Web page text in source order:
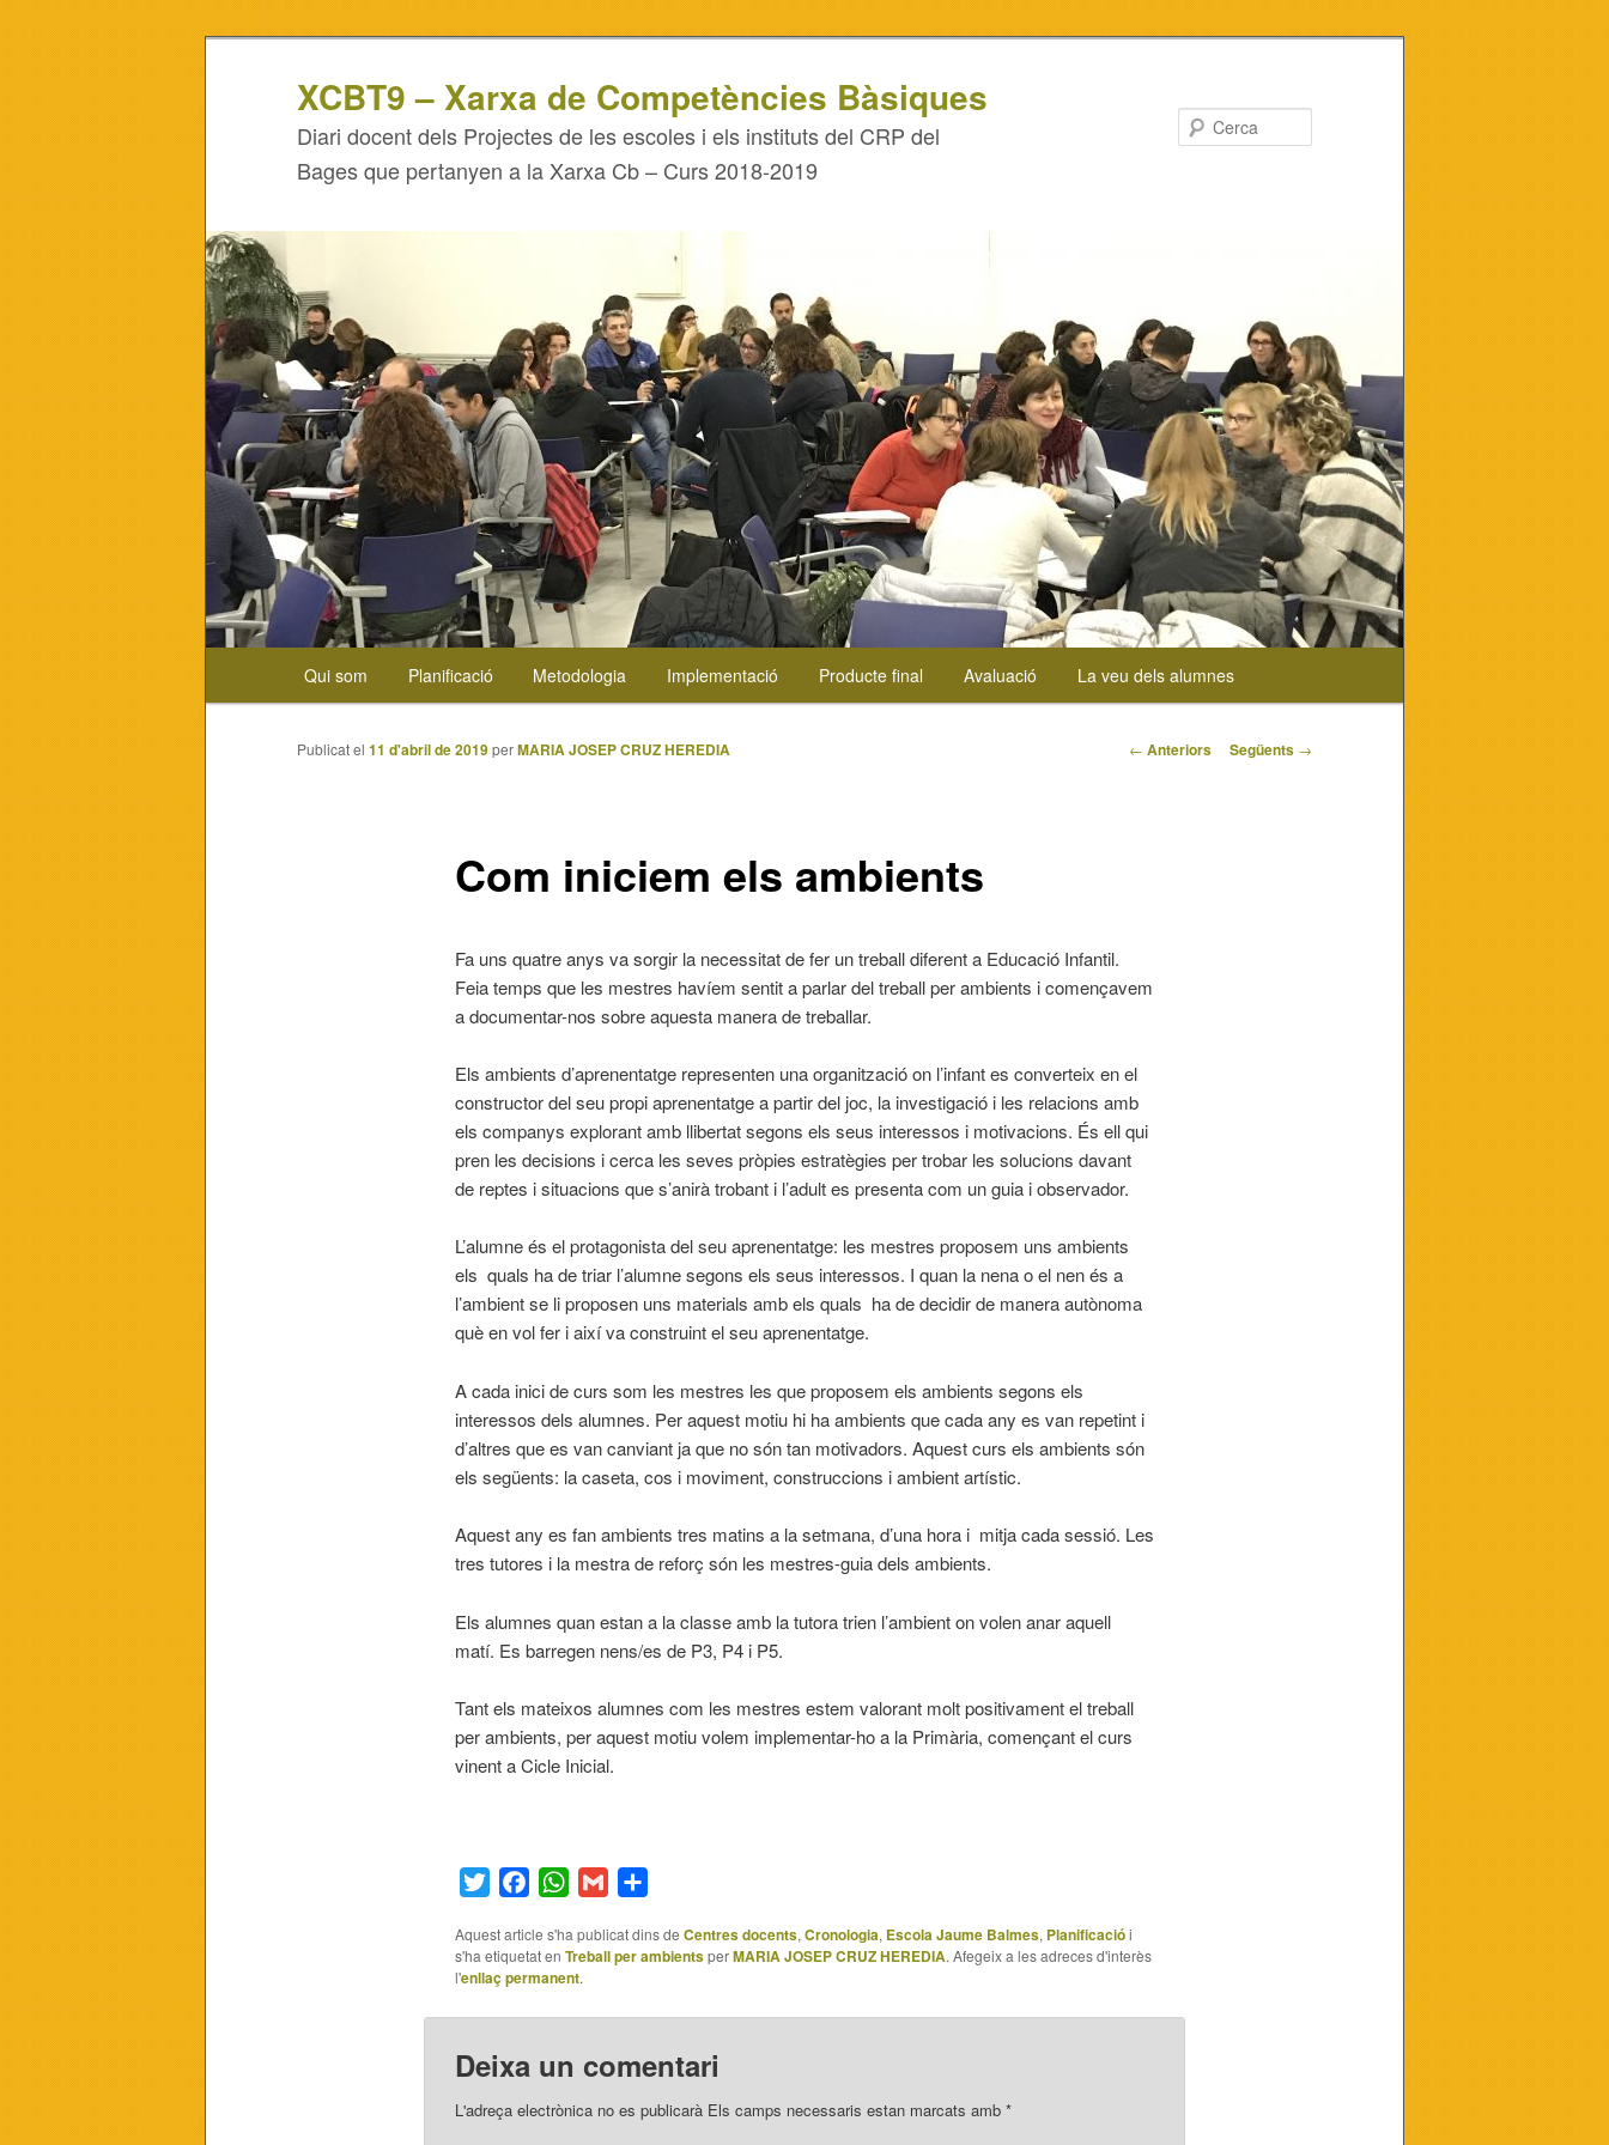
XCBT9 – Xarxa de Competències Bàsiques
Diari docent dels Projectes de les escoles i els instituts del CRP del
Bages que pertanyen a la Xarxa Cb – Curs 2018-2019
Aneu
Qui som Planificació Metodologia Implementació Producte final Avaluació La veu dels alumnes
Navegació
← Anteriors Següents →
Com iniciem els ambients
Publicat el 11 d'abril de 2019perMARIA JOSEP CRUZ HEREDIA
Fa uns quatre anys va sorgir la necessitat de fer un treball diferent a Educació Infantil.
Feia temps que les mestres havíem sentit a parlar del treball per ambients i començavem
a documentar-nos sobre aquesta manera de treballar.
Els ambients d’aprenentatge representen una organització on l’infant es converteix en el
constructor del seu propi aprenentatge a partir del joc, la investigació i les relacions amb
els companys explorant amb llibertat segons els seus interessos i motivacions. És ell qui
pren les decisions i cerca les seves pròpies estratègies per trobar les solucions davant
de reptes i situacions que s’anirà trobant i l’adult es presenta com un guia i observador.
L’alumne és el protagonista del seu aprenentatge: les mestres proposem uns ambients
els quals ha de triar l’alumne segons els seus interessos. I quan la nena o el nen és a
l’ambient se li proposen uns materials amb els quals ha de decidir de manera autònoma
què en vol fer i així va construint el seu aprenentatge.
A cada inici de curs som les mestres les que proposem els ambients segons els
interessos dels alumnes. Per aquest motiu hi ha ambients que cada any es van repetint i
d’altres que es van canviant ja que no són tan motivadors. Aquest curs els ambients són
els següents: la caseta, cos i moviment, construccions i ambient artístic.
Aquest any es fan ambients tres matins a la setmana, d’una hora i mitja cada sessió. Les
tres tutores i la mestra de reforç són les mestres-guia dels ambients.
Els alumnes quan estan a la classe amb la tutora trien l’ambient on volen anar aquell
matí. Es barregen nens/es de P3, P4 i P5.
Tant els mateixos alumnes com les mestres estem valorant molt positivament el treball
per ambients, per aquest motiu volem implementar-ho a la Primària, començant el curs
vinent a Cicle Inicial.
TwitterFacebookWhatsApp
Gmail
Aquest article s'ha publicat dins de Centres docents, Cronologia, Escola Jaume Balmes, Planificaciói
s'ha etiquetat en Treball per ambientsperMARIA JOSEP CRUZ HEREDIA. Afegeix a les adreces d'interès
l'enllaç permanent.
Deixa un comentari
L'adreça electrònica no es publicaràEls camps necessaris estan marcats amb *